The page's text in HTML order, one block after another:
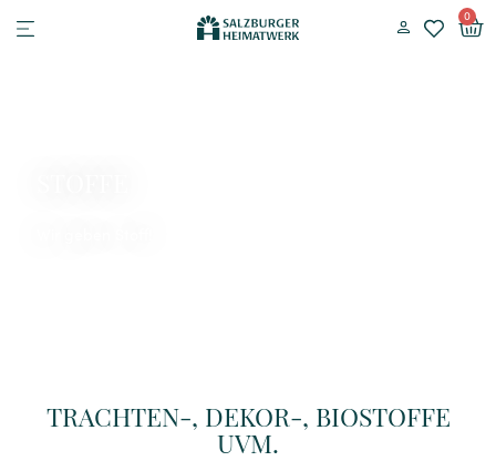
0
TRACHTEN-, DEKOR-, BIOSTOFFE
UVM.